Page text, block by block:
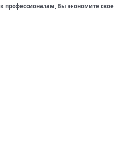
профессионалам, Вы экономите свое